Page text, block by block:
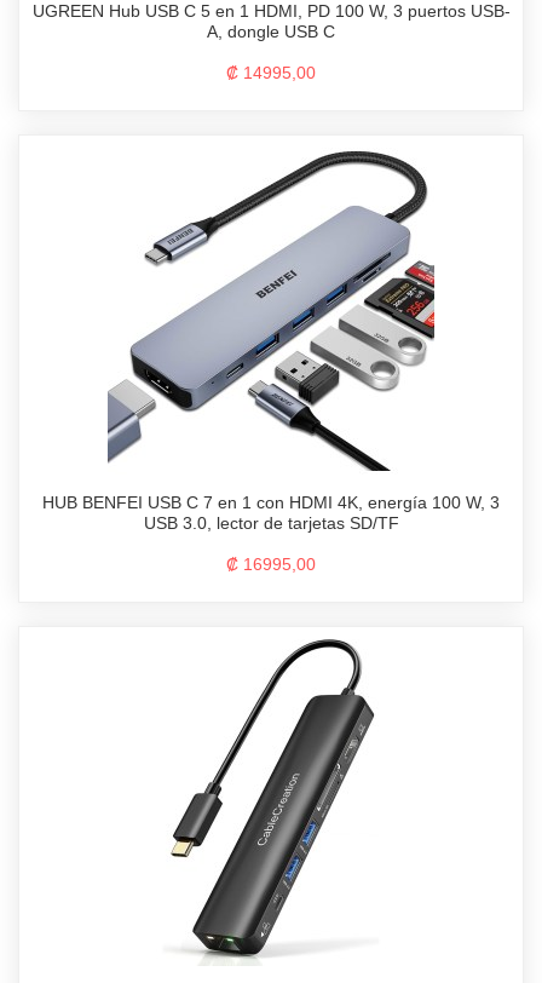
UGREEN Hub USB C 5 en 1 HDMI, PD 100 W, 3 puertos USB-
A, dongle USB C
₡ 14995,00
HUB BENFEI USB C 7 en 1 con HDMI 4K, energía 100 W, 3
USB 3.0, lector de tarjetas SD/TF
₡ 16995,00